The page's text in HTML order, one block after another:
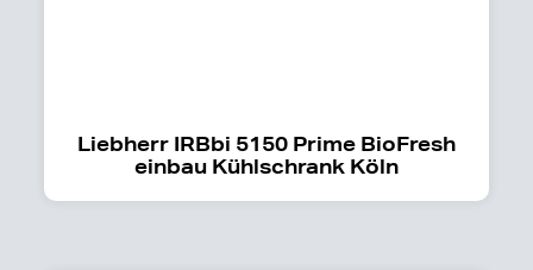
Liebherr IRBbi 5150 Prime BioFresh
einbau Kühlschrank Köln